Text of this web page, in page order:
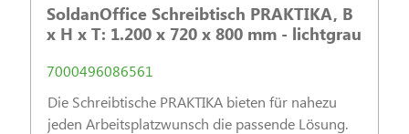
SoldanOffice Schreibtisch PRAKTIKA, B
x H x T: 1.200 x 720 x 800 mm - lichtgrau
7000496086561
Die Schreibtische PRAKTIKA bieten für nahezu
jeden Arbeitsplatzwunsch die passende Lösung.